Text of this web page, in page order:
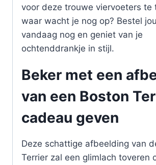
voor deze trouwe viervoeters te
waar wacht je nog op? Bestel
vandaag nog en geniet van je
ochtenddrankje in stijl.
Beker met een
van een Boston
cadeau geven
Deze schattige afbeelding van
Terrier zal een glimlach toveren